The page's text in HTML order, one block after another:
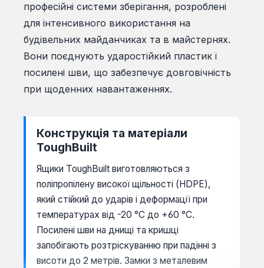
професійні системи зберігання, розроблені
для інтенсивного використання на
будівельних майданчиках та в майстернях.
Вони поєднують ударостійкий пластик і
посилені шви, що забезпечує довговічність
при щоденних навантаженнях.
Конструкція та матеріали
ToughBuilt
Ящики ToughBuilt виготовляються з
поліпропілену високої щільності (HDPE),
який стійкий до ударів і деформації при
температурах від -20 °C до +60 °C.
Посилені шви на днищі та кришці
запобігають розтріскуванню при падінні з
висоти до 2 метрів. Замки з металевим